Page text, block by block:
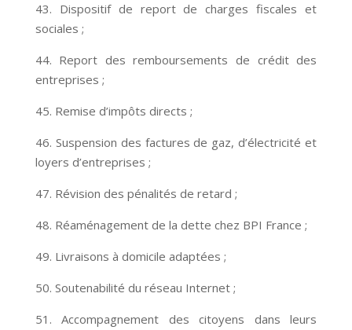
43. Dispositif de report de charges fiscales et
sociales ;
44. Report des remboursements de crédit des
entreprises ;
45. Remise d’impôts directs ;
46. Suspension des factures de gaz, d’électricité et
loyers d’entreprises ;
47. Révision des pénalités de retard ;
48. Réaménagement de la dette chez BPI France ;
49. Livraisons à domicile adaptées ;
50. Soutenabilité du réseau Internet ;
51. Accompagnement des citoyens dans leurs